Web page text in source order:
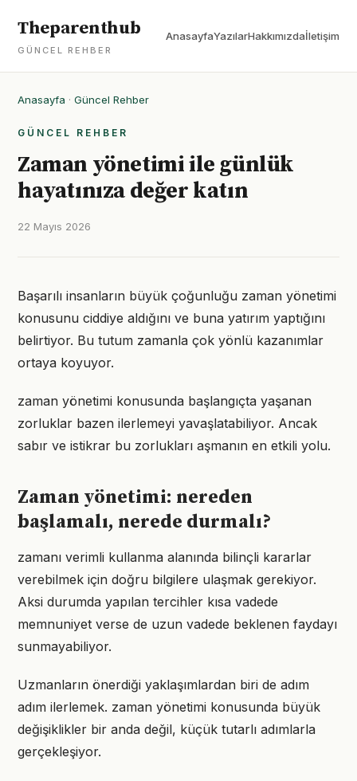
Theparenthub
GÜNCEL REHBER
AnasayfaYazılarHakkımızdaİletişim
Anasayfa · Güncel Rehber
GÜNCEL REHBER
Zaman yönetimi ile günlük
hayatınıza değer katın
22 Mayıs 2026
Başarılı insanların büyük çoğunluğu zaman yönetimi
konusunu ciddiye aldığını ve buna yatırım yaptığını
belirtiyor. Bu tutum zamanla çok yönlü kazanımlar
ortaya koyuyor.
zaman yönetimi konusunda başlangıçta yaşanan
zorluklar bazen ilerlemeyi yavaşlatabiliyor. Ancak
sabır ve istikrar bu zorlukları aşmanın en etkili yolu.
Zaman yönetimi: nereden
başlamalı, nerede durmalı?
zamanı verimli kullanma alanında bilinçli kararlar
verebilmek için doğru bilgilere ulaşmak gerekiyor.
Aksi durumda yapılan tercihler kısa vadede
memnuniyet verse de uzun vadede beklenen faydayı
sunmayabiliyor.
Uzmanların önerdiği yaklaşımlardan biri de adım
adım ilerlemek. zaman yönetimi konusunda büyük
değişiklikler bir anda değil, küçük tutarlı adımlarla
gerçekleşiyor.